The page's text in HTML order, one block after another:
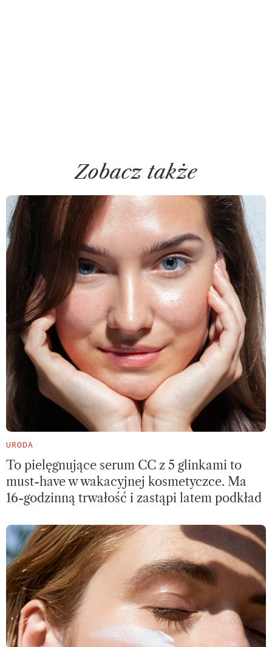
Zobacz także
URODA
To pielęgnujące serum CC z 5 glinkami to
must-have w wakacyjnej kosmetyczce. Ma
16-godzinną trwałość i zastąpi latem podkład